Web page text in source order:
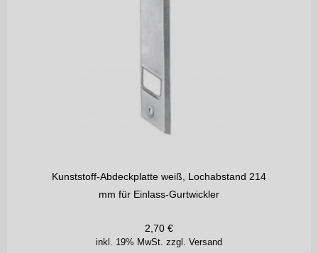
Kunststoff-Abdeckplatte weiß, Lochabstand 214
mm für Einlass-Gurtwickler
inkl. 19% MwSt. zzgl. Versand
2,70 €